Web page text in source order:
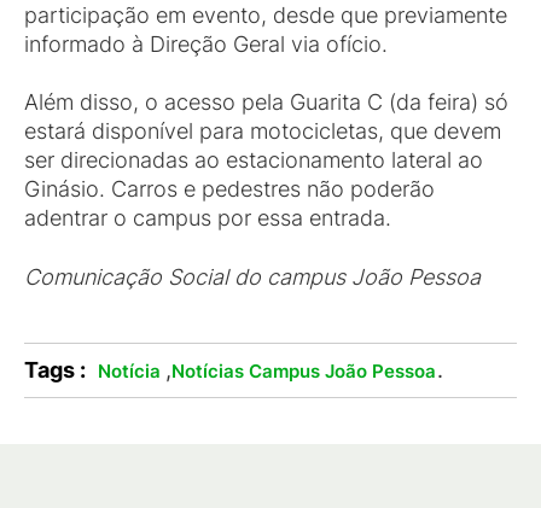
participação em evento, desde que previamente
informado à Direção Geral via ofício.
Além disso, o acesso pela Guarita C (da feira) só
estará disponível para motocicletas, que devem
ser direcionadas ao estacionamento lateral ao
Ginásio. Carros e pedestres não poderão
adentrar o campus por essa entrada.
Comunicação Social do campus João Pessoa
Tags : Notícia ,Notícias Campus João Pessoa.